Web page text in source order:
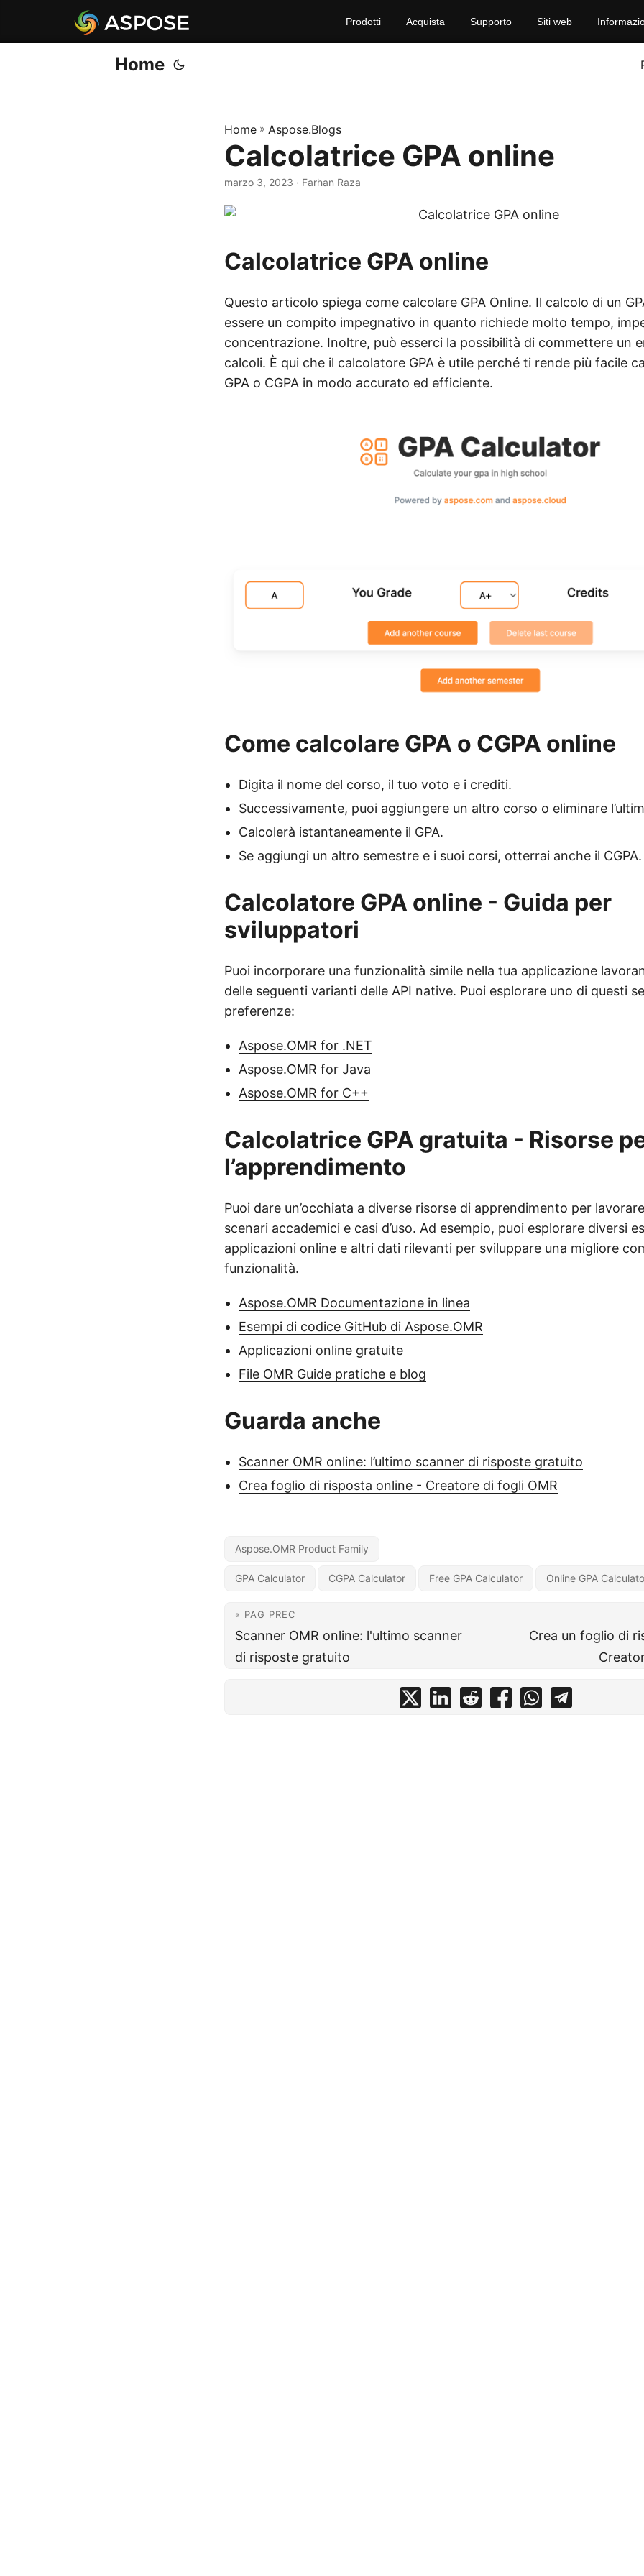
Prodotti Acquista Supporto Siti web
Home
Home » Aspose.Blogs
Calcolatrice GPA online
marzo 3, 2023 · Farhan Raza
Calcolatrice GPA online
Questo articolo spiega come calcolare GPA Online. Il calcolo di un
essere un compito impegnativo in quanto richiede molto tempo,
concentrazione. Inoltre, può esserci la possibilità di commettere un
calcoli. È qui che il calcolatore GPA è utile perché ti rende più facile
GPA o CGPA in modo accurato ed efficiente.
Come calcolare GPA o CGPA online
Digita il nome del corso, il tuo voto e i crediti.
Successivamente, puoi aggiungere un altro corso o eliminare
Calcolerà istantaneamente il GPA.
Se aggiungi un altro semestre e i suoi corsi, otterrai anche il CGPA.
Calcolatore GPA online - Guida per
sviluppatori
Puoi incorporare una funzionalità simile nella tua applicazione
delle seguenti varianti delle API native. Puoi esplorare uno di questi
preferenze:
Aspose.OMR for .NET
Aspose.OMR for Java
Aspose.OMR for C++
Calcolatrice GPA gratuita - Risorse
l’apprendimento
Puoi dare un’occhiata a diverse risorse di apprendimento per
scenari accademici e casi d’uso. Ad esempio, puoi esplorare diversi
applicazioni online e altri dati rilevanti per sviluppare una migliore
funzionalità.
Aspose.OMR Documentazione in linea
Esempi di codice GitHub di Aspose.OMR
Applicazioni online gratuite
File OMR Guide pratiche e blog
Guarda anche
Scanner OMR online: l’ultimo scanner di risposte gratuito
Crea foglio di risposta online - Creatore di fogli OMR
Aspose.OMR Product Family
GPA Calculator CGPA Calculator Free GPA Calculator Online GPA
« PAG PREC
Scanner OMR online: l'ultimo scanner
di risposte gratuito
Crea un foglio di